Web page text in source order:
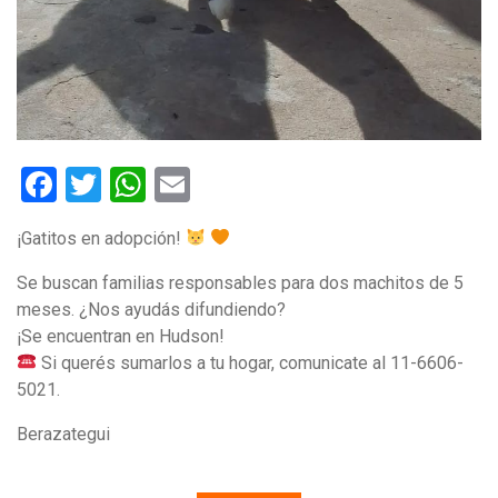
Facebook
TwitterWhatsApp
¡Gatitos en adopción!
Se buscan familias responsables para dos machitos de 5
meses. ¿Nos ayudás difundiendo?
¡Se encuentran en Hudson!
Si querés sumarlos a tu hogar, comunicate al 11-6606-
5021.
Berazategui